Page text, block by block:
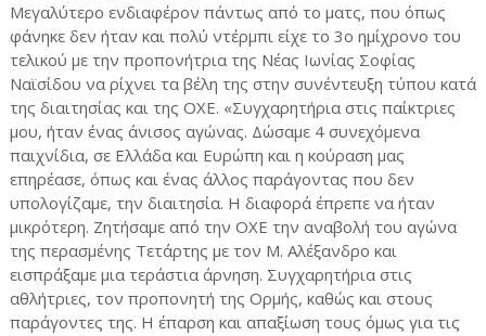
Μεγαλύτερο ενδιαφέρον πάντως από το ματς, που όπως
φάνηκε δεν ήταν και πολύ ντέρμπι είχε το 3ο ημίχρονο του
τελικού με την προπονήτρια της Νέας Ιωνίας Σοφίας
Ναϊσίδου να ρίχνει τα βέλη της στην συνέντευξη τύπου κατά
της διαιτησίας και της ΟΧΕ. «Συγχαρητήρια στις παίκτριες
μου, ήταν ένας άνισος αγώνας. Δώσαμε 4 συνεχόμενα
παιχνίδια, σε Ελλάδα και Ευρώπη και η κούραση μας
επηρέασε, όπως και ένας άλλος παράγοντας που δεν
υπολογίζαμε, την διαιτησία. Η διαφορά έπρεπε να ήταν
μικρότερη. Ζητήσαμε από την ΟΧΕ την αναβολή του αγώνα
της περασμένης Τετάρτης με τον Μ. Αλέξανδρο και
εισπράξαμε μια τεράστια άρνηση. Συγχαρητήρια στις
αθλήτριες, τον προπονητή της Ορμής, καθώς και στους
παράγοντες της. Η έπαρση και απαξίωση τους όμως για τις